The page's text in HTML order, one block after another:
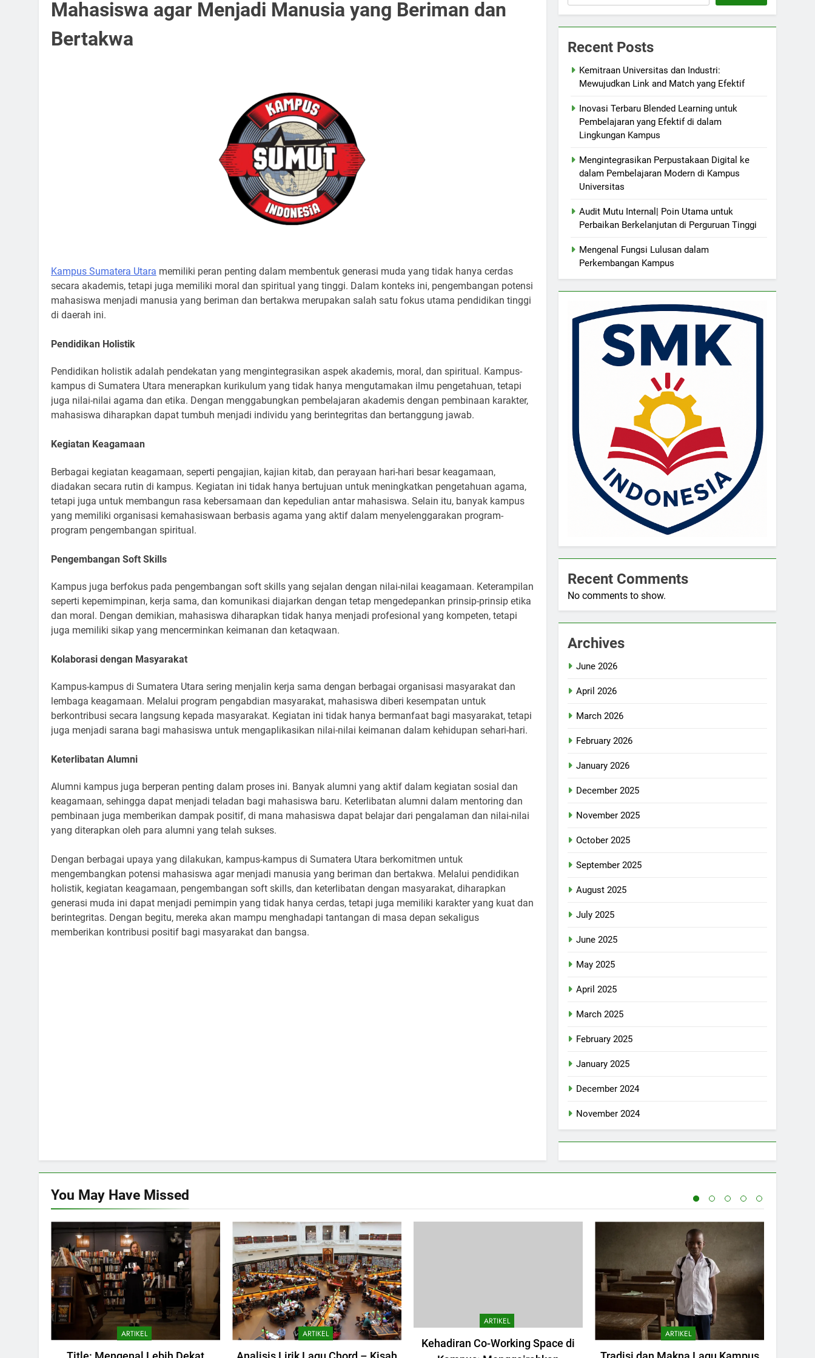
Mahasiswa agar Menjadi Manusia yang Beriman dan
Bertakwa
Kampus Sumatera Utara memiliki peran penting dalam membentuk generasi muda yang tidak hanya cerdas
secara akademis, tetapi juga memiliki moral dan spiritual yang tinggi. Dalam konteks ini, pengembangan potensi
mahasiswa menjadi manusia yang beriman dan bertakwa merupakan salah satu fokus utama pendidikan tinggi
di daerah ini.
Pendidikan Holistik
Pendidikan holistik adalah pendekatan yang mengintegrasikan aspek akademis, moral, dan spiritual. Kampus-
kampus di Sumatera Utara menerapkan kurikulum yang tidak hanya mengutamakan ilmu pengetahuan, tetapi
juga nilai-nilai agama dan etika. Dengan menggabungkan pembelajaran akademis dengan pembinaan karakter,
mahasiswa diharapkan dapat tumbuh menjadi individu yang berintegritas dan bertanggung jawab.
Kegiatan Keagamaan
Berbagai kegiatan keagamaan, seperti pengajian, kajian kitab, dan perayaan hari-hari besar keagamaan,
diadakan secara rutin di kampus. Kegiatan ini tidak hanya bertujuan untuk meningkatkan pengetahuan agama,
tetapi juga untuk membangun rasa kebersamaan dan kepedulian antar mahasiswa. Selain itu, banyak kampus
yang memiliki organisasi kemahasiswaan berbasis agama yang aktif dalam menyelenggarakan program-
program pengembangan spiritual.
Pengembangan Soft Skills
Kampus juga berfokus pada pengembangan soft skills yang sejalan dengan nilai-nilai keagamaan. Keterampilan
seperti kepemimpinan, kerja sama, dan komunikasi diajarkan dengan tetap mengedepankan prinsip-prinsip etika
dan moral. Dengan demikian, mahasiswa diharapkan tidak hanya menjadi profesional yang kompeten, tetapi
juga memiliki sikap yang mencerminkan keimanan dan ketaqwaan.
Kolaborasi dengan Masyarakat
Kampus-kampus di Sumatera Utara sering menjalin kerja sama dengan berbagai organisasi masyarakat dan
lembaga keagamaan. Melalui program pengabdian masyarakat, mahasiswa diberi kesempatan untuk
berkontribusi secara langsung kepada masyarakat. Kegiatan ini tidak hanya bermanfaat bagi masyarakat, tetapi
juga menjadi sarana bagi mahasiswa untuk mengaplikasikan nilai-nilai keimanan dalam kehidupan sehari-hari.
Keterlibatan Alumni
Alumni kampus juga berperan penting dalam proses ini. Banyak alumni yang aktif dalam kegiatan sosial dan
keagamaan, sehingga dapat menjadi teladan bagi mahasiswa baru. Keterlibatan alumni dalam mentoring dan
pembinaan juga memberikan dampak positif, di mana mahasiswa dapat belajar dari pengalaman dan nilai-nilai
yang diterapkan oleh para alumni yang telah sukses.
Dengan berbagai upaya yang dilakukan, kampus-kampus di Sumatera Utara berkomitmen untuk
mengembangkan potensi mahasiswa agar menjadi manusia yang beriman dan bertakwa. Melalui pendidikan
holistik, kegiatan keagamaan, pengembangan soft skills, dan keterlibatan dengan masyarakat, diharapkan
generasi muda ini dapat menjadi pemimpin yang tidak hanya cerdas, tetapi juga memiliki karakter yang kuat dan
berintegritas. Dengan begitu, mereka akan mampu menghadapi tantangan di masa depan sekaligus
memberikan kontribusi positif bagi masyarakat dan bangsa.
Recent Posts
Kemitraan Universitas dan Industri:
Mewujudkan Link and Match yang Efektif
Inovasi Terbaru Blended Learning untuk
Pembelajaran yang Efektif di dalam
Lingkungan Kampus
Mengintegrasikan Perpustakaan Digital ke
dalam Pembelajaran Modern di Kampus
Universitas
Audit Mutu Internal| Poin Utama untuk
Perbaikan Berkelanjutan di Perguruan Tinggi
Mengenal Fungsi Lulusan dalam
Perkembangan Kampus
Recent Comments
No comments to show.
Archives
June 2026
April 2026
March 2026
February 2026
January 2026
December 2025
November 2025
October 2025
September 2025
August 2025
July 2025
June 2025
May 2025
April 2025
March 2025
February 2025
January 2025
December 2024
November 2024
You May Have Missed
ARTIKEL ARTIKEL
ARTIKEL
Kehadiran Co-Working Space di
ARTIKEL